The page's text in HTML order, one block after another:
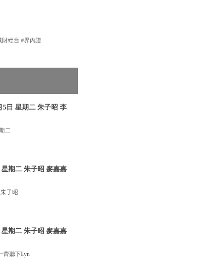
財經台 #界內證
5日 星期二 朱子昭 李
二
星期二 朱子昭 麥嘉嘉
子昭
星期二 朱子昭 麥嘉嘉
齊聽下Lyn